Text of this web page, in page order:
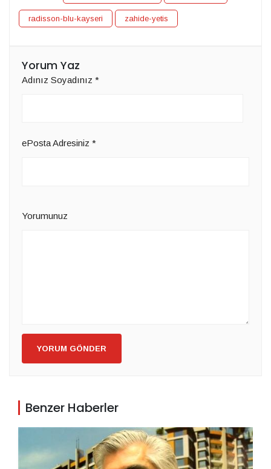
radisson-blu-kayseri zahide-yetis
Yorum Yaz
Adınız Soyadınız *
ePosta Adresiniz *
Yorumunuz
YORUM GÖNDER
Benzer Haberler